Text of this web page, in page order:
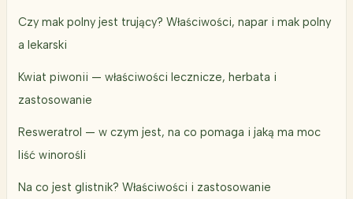
Czy mak polny jest trujący? Właściwości, napar i mak polny
a lekarski
Kwiat piwonii — właściwości lecznicze, herbata i
zastosowanie
Resweratrol — w czym jest, na co pomaga i jaką ma moc
liść winorośli
Na co jest glistnik? Właściwości i zastosowanie